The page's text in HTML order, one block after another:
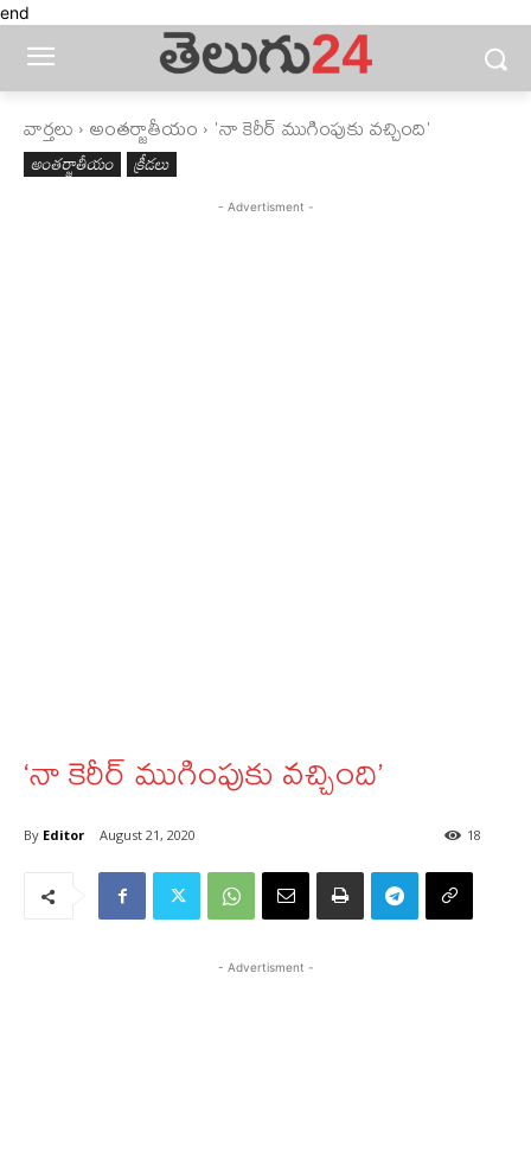
end
వార్తలు అంతర్జాతీయం 'నా కెరీర్‌ ముగింపుకు వచ్చింది'
అంతర్జాతీయం క్రీడలు
- Advertisment -
‘నా కెరీర్‌ ముగింపుకు వచ్చింది’
By Editor August 21, 2020 18
- Advertisment -